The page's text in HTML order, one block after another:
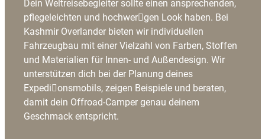
Dein Weltreisebegleiter sollte einen ansprechenden,
pflegeleichten und hochwer􀆟gen Look haben. Bei
Kashmir Overlander bieten wir individuellen
Fahrzeugbau mit einer Vielzahl von Farben, Stoffen
und Materialien für Innen- und Außendesign. Wir
unterstützen dich bei der Planung deines
Expedi􀆟onsmobils, zeigen Beispiele und beraten,
damit dein Offroad-Camper genau deinem
Geschmack entspricht.